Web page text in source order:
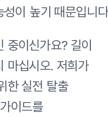
이 높기 때문입니
이신가요? 길이
마십시오. 저희가
한 실전 탈출
이드를